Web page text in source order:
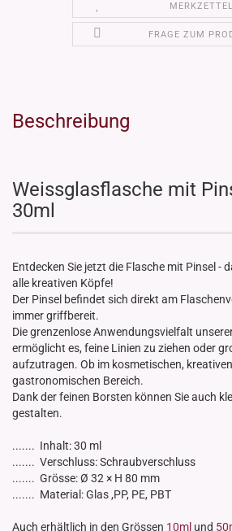
MERKZETTEL
FRAGE ZUM
Beschreibung
Weissglasflasche mit
30ml
Entdecken Sie jetzt die Flasche mit Pinsel -
alle kreativen Köpfe!
Der Pinsel befindet sich direkt am
immer griffbereit.
Die grenzenlose Anwendungsvielfalt
ermöglicht es, feine Linien zu ziehen oder
aufzutragen. Ob im kosmetischen,
gastronomischen Bereich.
Dank der feinen Borsten können Sie auch
gestalten.
....... Inhalt: 30 ml
....... Verschluss: Schraubverschluss
....... Grösse: Ø 32 × H 80 mm
....... Material: Glas ,PP, PE, PBT
Auch erhältlich in den Grössen 10ml und